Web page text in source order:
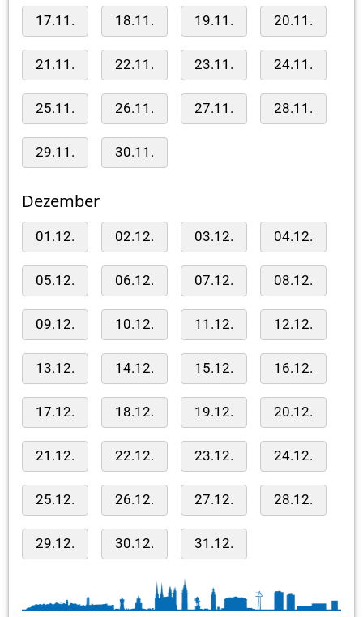
17.11. 18.11. 19.11. 20.11.
21.11. 22.11. 23.11. 24.11.
25.11. 26.11. 27.11. 28.11.
29.11. 30.11.
Dezember
01.12. 02.12. 03.12. 04.12.
05.12. 06.12. 07.12. 08.12.
09.12. 10.12. 11.12. 12.12.
13.12. 14.12. 15.12. 16.12.
17.12. 18.12. 19.12. 20.12.
21.12. 22.12. 23.12. 24.12.
25.12. 26.12. 27.12. 28.12.
29.12. 30.12. 31.12.